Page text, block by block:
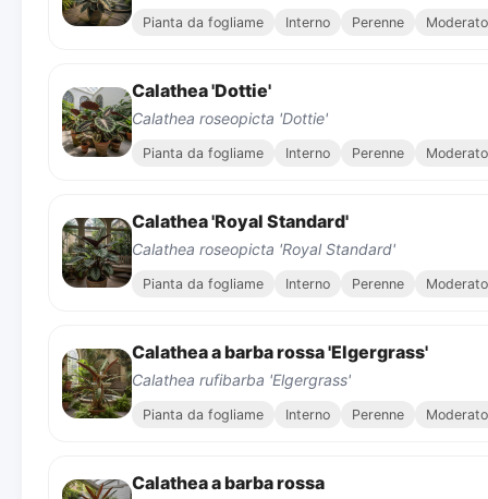
Pianta da fogliame Interno Perenne Moderato
Calathea 'Dottie'
Calathea roseopicta 'Dottie'
Pianta da fogliame Interno Perenne Moderato
Calathea 'Royal Standard'
Calathea roseopicta 'Royal Standard'
Pianta da fogliame Interno Perenne Moderato
Calathea a barba rossa 'Elgergrass'
Calathea rufibarba 'Elgergrass'
Pianta da fogliame Interno Perenne Moderato
Calathea a barba rossa